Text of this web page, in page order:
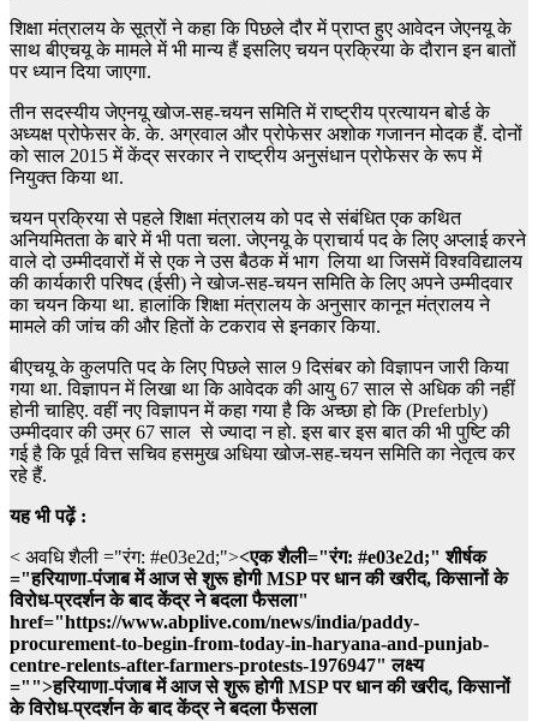
शिक्षा मंत्रालय के सूत्रों ने कहा कि पिछले दौर में प्राप्त हुए आवेदन जेएनयू के
साथ बीएचयू के मामले में भी मान्य हैं इसलिए चयन प्रक्रिया के दौरान इन बातों
पर ध्यान दिया जाएगा.
तीन सदस्यीय जेएनयू खोज-सह-चयन समिति में राष्ट्रीय प्रत्यायन बोर्ड के
अध्यक्ष प्रोफेसर के. के. अग्रवाल और प्रोफेसर अशोक गजानन मोदक हैं. दोनों
को साल 2015 में केंद्र सरकार ने राष्ट्रीय अनुसंधान प्रोफेसर के रूप में
नियुक्त किया था.
चयन प्रक्रिया से पहले शिक्षा मंत्रालय को पद से संबंधित एक कथित
अनियमितता के बारे में भी पता चला. जेएनयू के प्राचार्य पद के लिए अप्लाई करने
वाले दो उम्मीदवारों में से एक ने उस बैठक में भाग लिया था जिसमें विश्वविद्यालय
की कार्यकारी परिषद (ईसी) ने खोज-सह-चयन समिति के लिए अपने उम्मीदवार
का चयन किया था. हालांकि शिक्षा मंत्रालय के अनुसार कानून मंत्रालय ने
मामले की जांच की और हितों के टकराव से इनकार किया.
बीएचयू के कुलपति पद के लिए पिछले साल 9 दिसंबर को विज्ञापन जारी किया
गया था. विज्ञापन में लिखा था कि आवेदक की आयु 67 साल से अधिक की नहीं
होनी चाहिए. वहीं नए विज्ञापन में कहा गया है कि अच्छा हो कि (Preferbly)
उम्मीदवार की उम्र 67 साल से ज्यादा न हो. इस बार इस बात की भी पुष्टि की
गई है कि पूर्व वित्त सचिव हसमुख अधिया खोज-सह-चयन समिति का नेतृत्व कर
रहे हैं.
यह भी पढ़ें :
< अवधि शैली ="रंग: #e03e2d;"><एक शैली="रंग: #e03e2d;" शीर्षक
="हरियाणा-पंजाब में आज से शुरू होगी MSP पर धान की खरीद, किसानों के
विरोध-प्रदर्शन के बाद केंद्र ने बदला फैसला"
href="https://www.abplive.com/news/india/paddy-
procurement-to-begin-from-today-in-haryana-and-punjab-
centre-relents-after-farmers-protests-1976947" लक्ष्य
="">हरियाणा-पंजाब में आज से शुरू होगी MSP पर धान की खरीद, किसानों
के विरोध-प्रदर्शन के बाद केंद्र ने बदला फैसला